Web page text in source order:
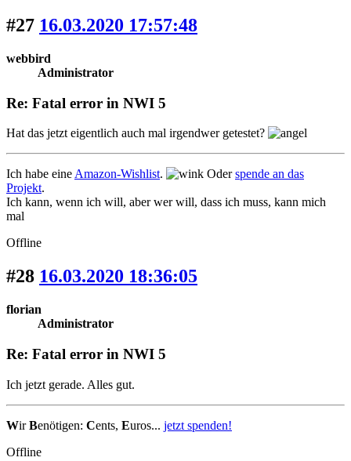
#27 16.03.2020 17:57:48
webbird
Administrator
Re: Fatal error in NWI 5
Hat das jetzt eigentlich auch mal irgendwer getestet?
Ich habe eine Amazon-Wishlist. Oderspende an das
Projekt.
Ich kann, wenn ich will, aber wer will, dass ich muss, kann mich
mal
Offline
#28 16.03.2020 18:36:05
florian
Administrator
Re: Fatal error in NWI 5
Ich jetzt gerade. Alles gut.
WirBenötigen: Cents, Euros... jetzt spenden!
Offline